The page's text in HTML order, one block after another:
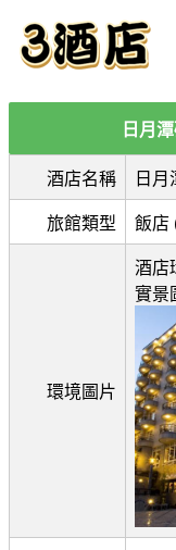
日月
酒店名稱 日
旅館類型 飯店
環境圖片
酒店
實景